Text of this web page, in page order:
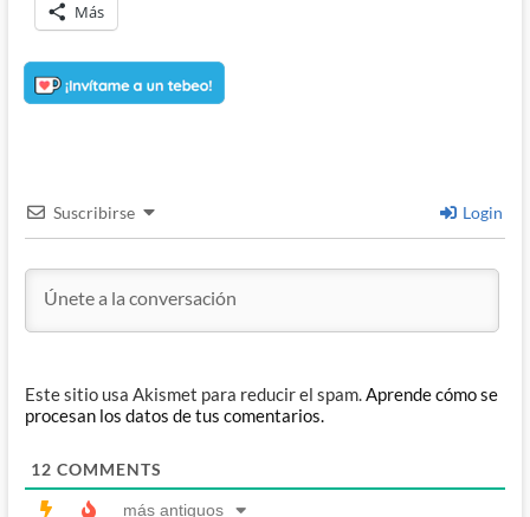
Más
Suscribirse Login
Este sitio usa Akismet para reducir el spam.Aprende cómo se
procesan los datos de tus comentarios.
12 COMMENTS
más antiguos